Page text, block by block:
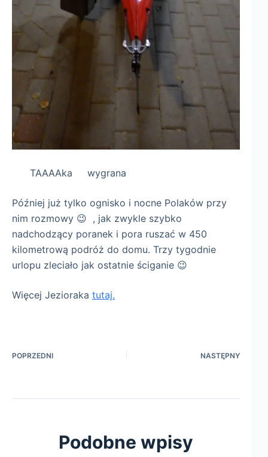
TAAAAka wygrana
Później już tylko ognisko i nocne Polaków przy
nim rozmowy 😉 , jak zwykle szybko
nadchodzący poranek i pora ruszać w 450
kilometrową podróż do domu. Trzy tygodnie
urlopu zleciało jak ostatnie ściganie 😉
Więcej Jezioraka tutaj.
POPRZEDNI NASTĘPNY
Podobne wpisy